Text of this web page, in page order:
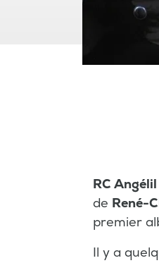
RC Angélil
de René-
premier
Il y a